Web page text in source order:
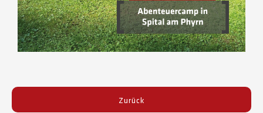
Zurück